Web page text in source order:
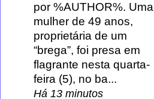
por %AUTHOR%. Uma
mulher de 49 anos,
proprietária de um
“brega”, foi presa em
flagrante nesta quarta-
feira (5), no ba...
Há 13 minutos